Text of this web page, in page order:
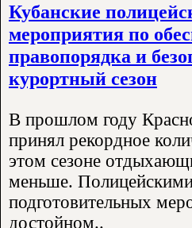
Кубанские
мероприятия по
правопорядка и
курортный сезон
В прошлом году
принял рекордное
этом сезоне
меньше.
подготовительных
достойном..